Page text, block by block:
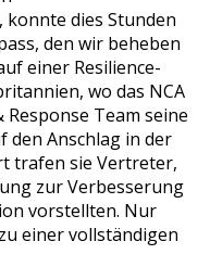
dies Stunden
den wir beheben
einer Resilience-
wo das NCA
Response Team seine
den Anschlag in der
trafen sie Vertreter,
zur Verbesserung
vorstellten. Nur
einer vollständigen